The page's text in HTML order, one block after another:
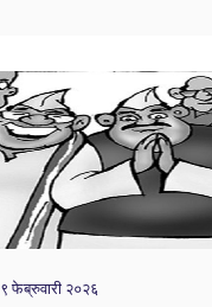
९ फेब्रुवारी २०२६